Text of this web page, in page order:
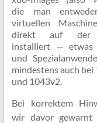
die man
virtuellen
direkt auf der
installiert — etwas
und
mindestens auch bei
und 1043v2.
Bei korrektem
wir davor gewarnt